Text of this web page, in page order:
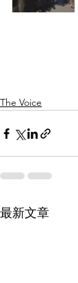
The Voice
最新文章